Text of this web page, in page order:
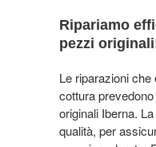
Ripariamo
pezzi
Le riparazioni
cottura
originali Iberna.
qualità, per